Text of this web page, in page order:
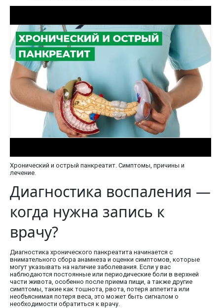
Хронический и острый панкреатит. Симптомы, причины и
лечение.
Диагностика воспаления —
когда нужна запись к
врачу?
Диагностика хронического панкреатита начинается с
внимательного сбора анамнеза и оценки симптомов, которые
могут указывать на наличие заболевания. Если у вас
наблюдаются постоянные или периодические боли в верхней
части живота, особенно после приема пищи, а также другие
симптомы, такие как тошнота, рвота, потеря аппетита или
необъяснимая потеря веса, это может быть сигналом о
необходимости обратиться к врачу.